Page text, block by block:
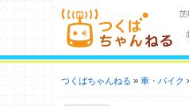
つくばちゃんねる 車・バイク